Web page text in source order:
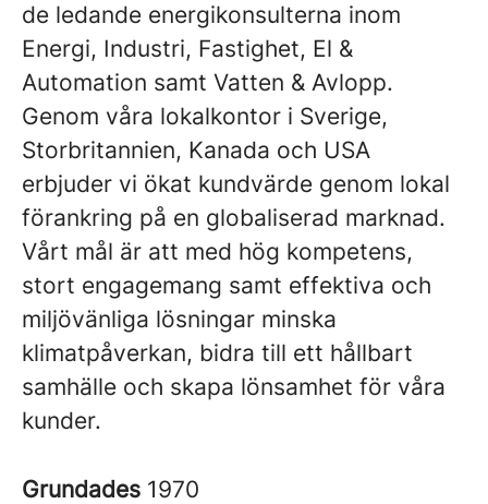
de ledande energikonsulterna inom
Energi, Industri, Fastighet, El &
Automation samt Vatten & Avlopp.
Genom våra lokalkontor i Sverige,
Storbritannien, Kanada och USA
erbjuder vi ökat kundvärde genom lokal
förankring på en globaliserad marknad.
Vårt mål är att med hög kompetens,
stort engagemang samt effektiva och
miljövänliga lösningar minska
klimatpåverkan, bidra till ett hållbart
samhälle och skapa lönsamhet för våra
kunder.
Grundades 1970